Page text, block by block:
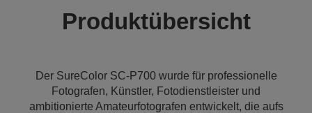
Produktübersicht
Der SureColor SC-P700 wurde für professionelle
Fotografen, Künstler, Fotodienstleister und
ambitionierte Amateurfotografen entwickelt, die aufs